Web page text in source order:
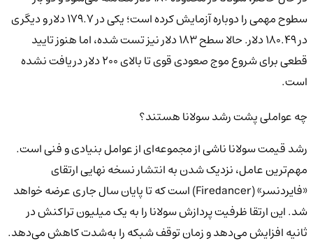
سطوح مهمی را دوباره آزمایش کرده است؛ یکی در ۱۷۹.۷ دلار و دیگری
در ۱۸۰.۴۹ دلار. حالا سطح ۱۸۳ دلار نیز تست شده، اما هنوز تایید
قطعی برای شروع موج صعودی قوی تا بالای ۲۰۰ دلار دریافت نشده
است.
چه عواملی پشت رشد سولانا هستند؟
رشد قیمت سولانا ناشی از مجموعه‌ای از عوامل بنیادی و فنی است.
مهم‌ترین عامل، نزدیک شدن به انتشار نسخه نهایی ارتقای
«فایردنسر» (Firedancer) است که تا پایان سال جاری عرضه خواهد
شد. این ارتقا ظرفیت پردازش سولانا را به یک میلیون تراکنش در
ثانیه افزایش می‌دهد و زمان توقف شبکه را به‌شدت کاهش می‌دهد.